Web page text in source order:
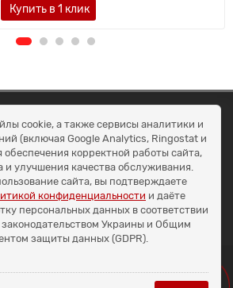
Купить в 1 клик
cookie, а также сервисы аналитики и
(включая Google Analytics, Ringostat и
корректной работы сайта,
и улучшения качества обслуживания.
сайта, вы подтверждаете
конфиденциальности и даёте
персональных данных в соответствии
Украины и Общим
защиты данных (GDPR).